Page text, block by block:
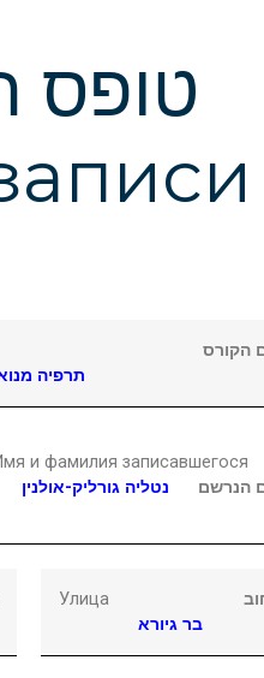
טופס
הקורס
תרפיה
и фамилия записавшегося
הנרשם
נטליה גורליק-אולנין
Улица
בר גיורא
настройки